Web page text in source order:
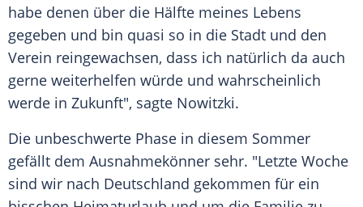
habe denen über die Hälfte meines Lebens
gegeben und bin quasi so in die Stadt und den
Verein reingewachsen, dass ich natürlich da auch
gerne weiterhelfen würde und wahrscheinlich
werde in Zukunft", sagte Nowitzki.
Die unbeschwerte Phase in diesem Sommer
gefällt dem Ausnahmekönner sehr. "Letzte Woche
sind wir nach Deutschland gekommen für ein